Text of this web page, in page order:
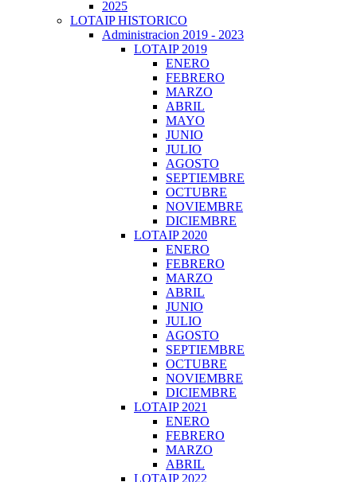
2025
LOTAIP HISTORICO
Administracion 2019 - 2023
LOTAIP 2019
ENERO
FEBRERO
MARZO
ABRIL
MAYO
JUNIO
JULIO
AGOSTO
SEPTIEMBRE
OCTUBRE
NOVIEMBRE
DICIEMBRE
LOTAIP 2020
ENERO
FEBRERO
MARZO
ABRIL
JUNIO
JULIO
AGOSTO
SEPTIEMBRE
OCTUBRE
NOVIEMBRE
DICIEMBRE
LOTAIP 2021
ENERO
FEBRERO
MARZO
ABRIL
LOTAIP 2022